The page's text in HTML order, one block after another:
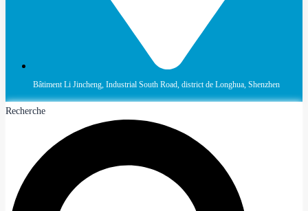
Bâtiment Li Jincheng, Industrial South Road, district de Longhua, Shenzhen
Recherche